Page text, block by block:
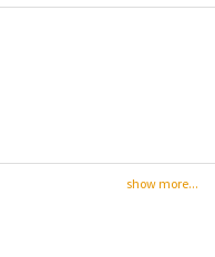
show more...